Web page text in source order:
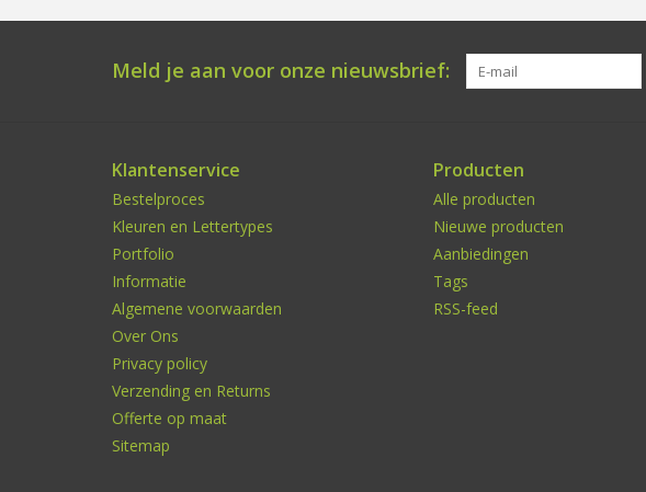
Meld je aan voor onze nieuwsbrief:
Klantenservice
Bestelproces
Kleuren en Lettertypes
Portfolio
Informatie
Algemene voorwaarden
Over Ons
Privacy policy
Verzending en Returns
Offerte op maat
Sitemap
Producten
Alle producten
Nieuwe producten
Aanbiedingen
Tags
RSS-feed